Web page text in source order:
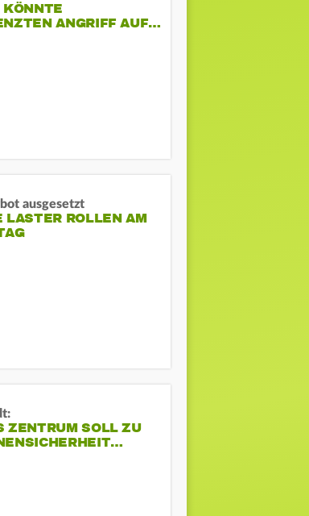
ANGRIFF AUF…
ausgesetzt
LASTER ROLLEN AM
ZENTRUM SOLL ZU